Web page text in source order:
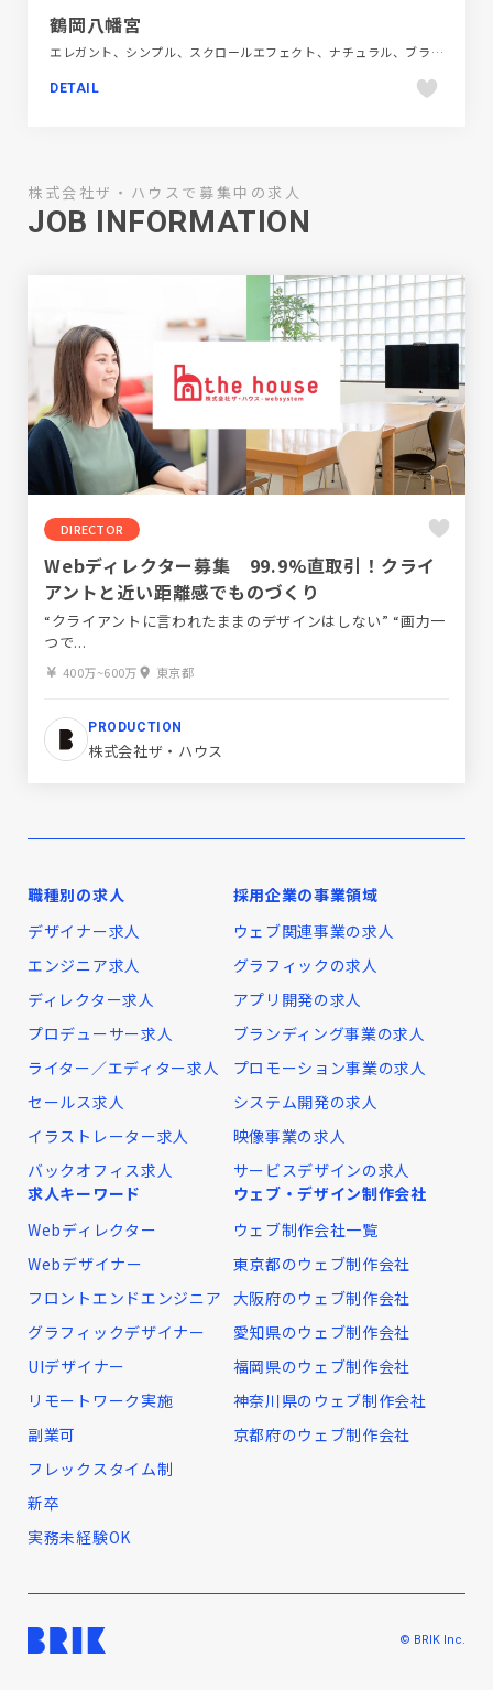
鶴岡八幡宮
エレガント、シンプル、スクロールエフェクト、ナチュラル、ブラック系 、ベージュ・ゴールド系、ホワイト系、大きめ写真、施設・店舗サイト、旅行・ホテル・観光、日本テイスト
DETAIL
株式会社ザ・ハウスで募集中の求人
JOB INFORMATION
DIRECTOR
Webディレクター募集 99.9%直取引！クライ
アントと近い距離感でものづくり
“クライアントに言われたままのデザインはしない” “画力一
つで...
400万~600万 東京都
PRODUCTION
株式会社ザ・ハウス
職種別の求人
デザイナー求人
エンジニア求人
ディレクター求人
プロデューサー求人
ライター／エディター求人
セールス求人
イラストレーター求人
バックオフィス求人
採用企業の事業領域
ウェブ関連事業の求人
グラフィックの求人
アプリ開発の求人
ブランディング事業の求人
プロモーション事業の求人
システム開発の求人
映像事業の求人
サービスデザインの求人
求人キーワード
Webディレクター
Webデザイナー
フロントエンドエンジニア
グラフィックデザイナー
UIデザイナー
リモートワーク実施
副業可
フレックスタイム制
新卒
実務未経験OK
ウェブ・デザイン制作会社
ウェブ制作会社一覧
東京都のウェブ制作会社
大阪府のウェブ制作会社
愛知県のウェブ制作会社
福岡県のウェブ制作会社
神奈川県のウェブ制作会社
京都府のウェブ制作会社
© BRIK Inc.